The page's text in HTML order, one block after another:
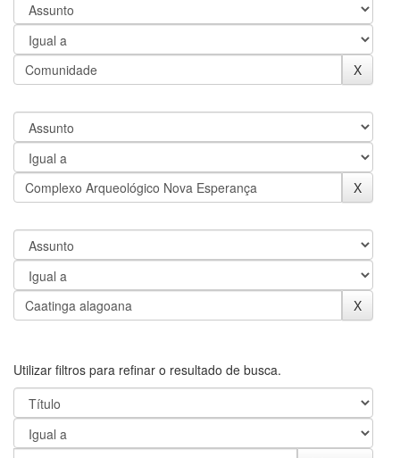
Utilizar filtros para refinar o resultado de busca.